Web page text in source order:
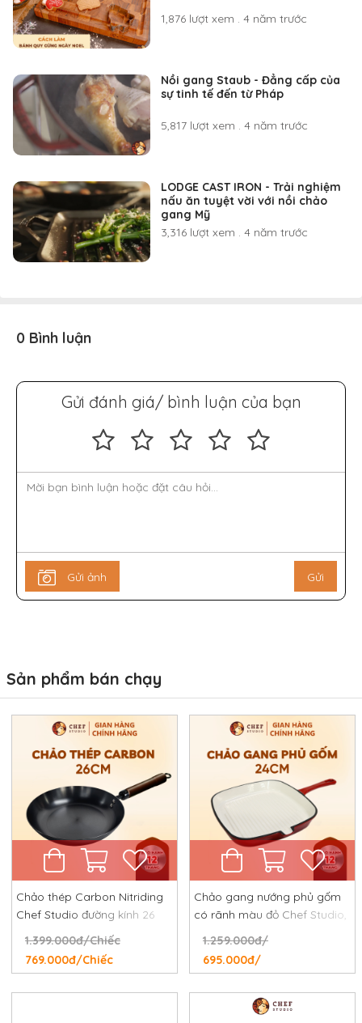
1,876 lượt xem . 4 năm trước
Nồi gang Staub - Đẳng cấp của
sự tinh tế đến từ Pháp
5,817 lượt xem . 4 năm trước
LODGE CAST IRON - Trải nghiệm
nấu ăn tuyệt vời với nồi chảo
gang Mỹ
3,316 lượt xem . 4 năm trước
0 Bình luận
Gửi đánh giá/ bình luận của bạn
Gửi ảnh Gửi
Sản phẩm bán chạy
Chảo thép Carbon Nitriding
Chef Studio đường kính 26
cm, chống dính tự nhiên,
chống rỉ, chống xước
1.399.000đ/Chiếc
769.000đ/Chiếc
Chảo gang nướng phủ gốm
có rãnh màu đỏ Chef Studio,
đường kính 24 cm
1.259.000đ/
695.000đ/